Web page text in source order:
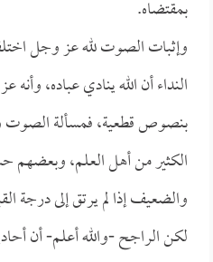
بمقتضاه.
وإثبات الصوت لله عز وجل
النداء أن الله ينادي عباده،
بنصوص قطعية، فمسألة
الكثير من أهل العلم،
والضعيف إذا لم يرتق إلى درجة
لكن الراجح -والله أعلم- أن